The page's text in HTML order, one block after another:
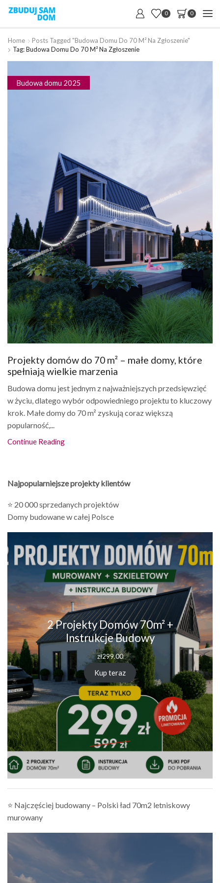
0 0
Home
Posts Tagged "budowa Domu Do 70 M² Na Zgłoszenie"
Tag: Budowa Domu Do 70 M² Na Zgłoszenie
Budowa domu 2025
Projekty domów do 70 m² – małe domy, które
spełniają wielkie marzenia
Budowa domu jest jednym z najważniejszych przedsięwzięć
w życiu, dlatego wybór odpowiedniego projektu to kluczowy
krok. Małe domy do 70 m² zyskują coraz większą
popularność,...
Continue Reading
Najpopularniejsze projekty klientów
⭐ 20 000 sprzedanych projektów
Domy budowane w całej Polsce
2 Projekty Domów 70m² +
Instrukcje Budowy
zł299.00
Kup teraz
⭐ Najczęściej budowany – Polski ład 70m2 letniskowy
murowany